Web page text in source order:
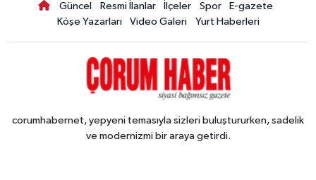
Güncel Resmi İlanlar İlçeler Spor
E-gazete
Köşe Yazarları
Video Galeri Yurt Haberleri
corumhabernet, yepyeni temasıyla sizleri buluştururken, sadelik
ve modernizmi bir araya getirdi.